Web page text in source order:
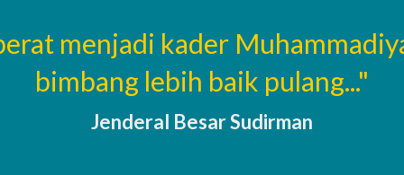
menjadi kader
bimbang lebih baik pulang..."
Jenderal Besar Sudirman